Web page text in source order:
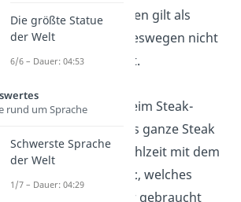
linke Handhingegen gilt als
unrein
und wird deswegen nicht
zum Essen benutzt.
USA: Besonders beim Steak-
Essen wird erst das ganze Steak
oder die ganze Mahlzeit mit dem
zerkleinert, welches
danach nicht mehr gebraucht
Die größte Statue
der Welt
6/6 – Dauer: 04:53
rund um Sprache
Schwerste Sprache
der Welt
1/7 – Dauer: 04:29